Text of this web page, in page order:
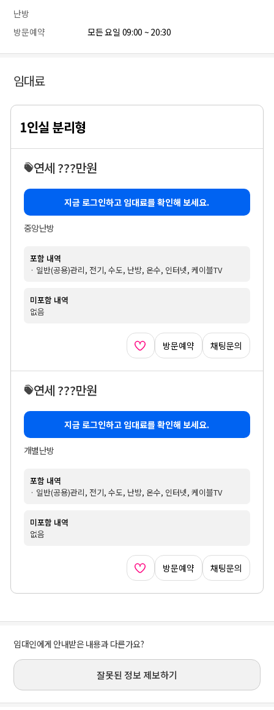
난방
방문예약
모든 요일 09:00 ~ 20:30
임대료
1인실 분리형
연세 ???만원
지금 로그인하고 임대료를 확인해 보세요.
중앙난방
포함 내역
· 일반(공용)관리, 전기, 수도, 난방, 온수, 인터넷, 케이블TV
미포함 내역
없음
방문예약 채팅문의
연세 ???만원
지금 로그인하고 임대료를 확인해 보세요.
개별난방
포함 내역
· 일반(공용)관리, 전기, 수도, 난방, 온수, 인터넷, 케이블TV
미포함 내역
없음
방문예약 채팅문의
임대인에게 안내받은 내용과 다른가요?
잘못된 정보 제보하기